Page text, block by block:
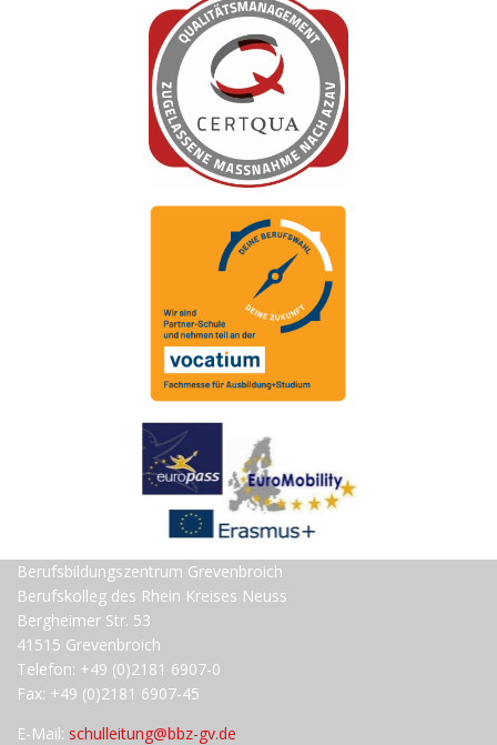
Berufsbildungszentrum Grevenbroich
Berufskolleg des Rhein Kreises Neuss
Bergheimer Str. 53
41515 Grevenbroich
Telefon: +49 (0)2181 6907-0
Fax: +49 (0)2181 6907-45
E-Mail: schulleitung@bbz-gv.de